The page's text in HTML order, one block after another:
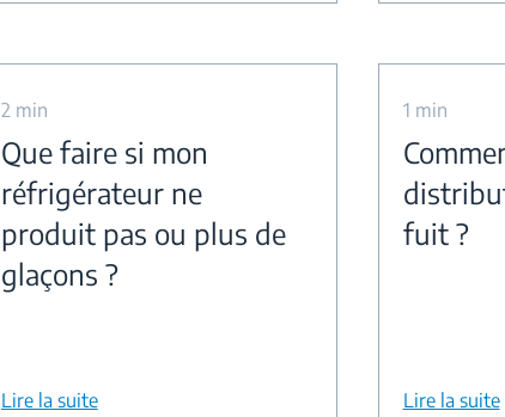
2 min
Que faire si mon
réfrigérateur ne
produit pas ou plus de
glaçons ?
Lire la suite
1 min
fuit ?
Lire la suite